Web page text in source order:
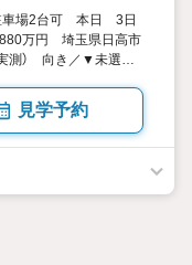
車場2台可 本日 3日
万円 埼玉県日高市
測） 向き／▼未選択
見学予約